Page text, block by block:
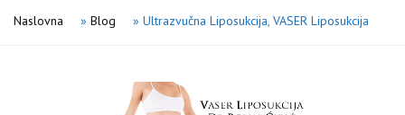
Naslovna » Blog » Ultrazvučna Liposukcija, VASER Liposukcija